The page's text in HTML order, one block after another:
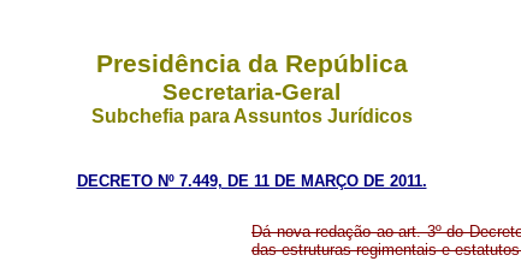
Presidência da República
Secretaria-Geral
Subchefia para Assuntos Jurídicos
DECRETO Nº 7.449, DE 11 DE MARÇO DE 2011.
Dá nova redação ao art. 3º do
das estruturas regimentais e